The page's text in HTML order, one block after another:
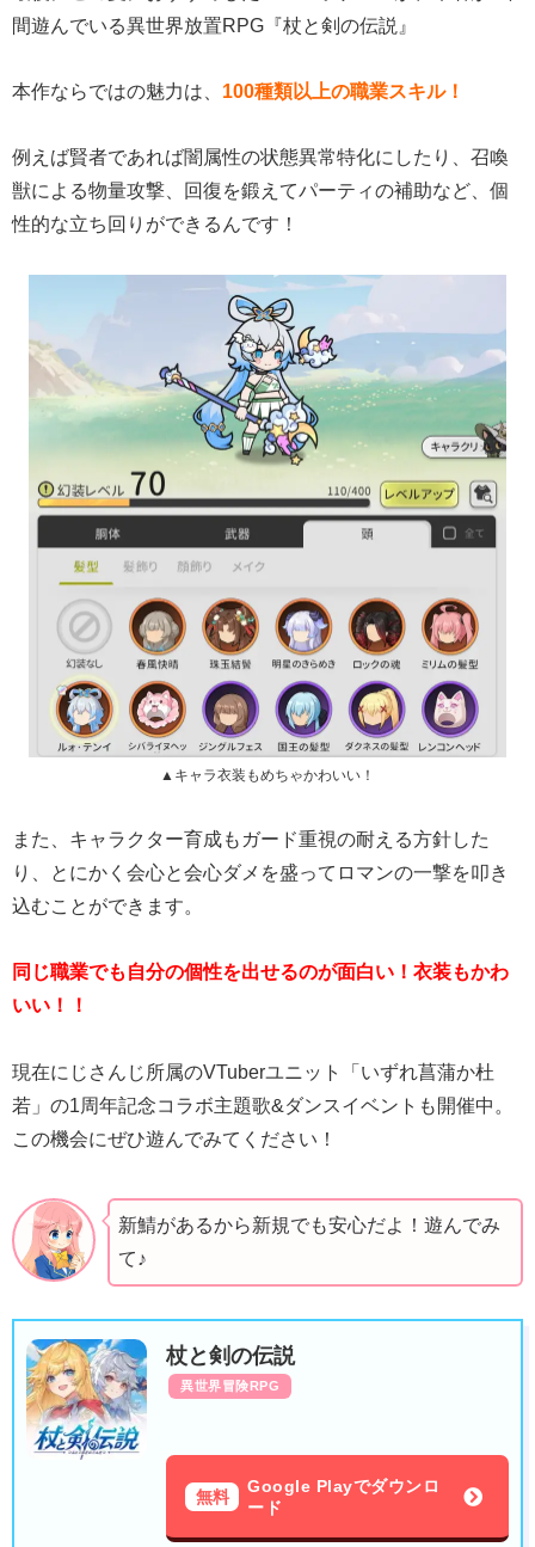
間遊んでいる異世界放置RPG『杖と剣の伝説』
本作ならではの魅力は、 100種類以上の職業スキル！
例えば賢者であれば闇属性の状態異常特化にしたり、召喚
獣による物量攻撃、回復を鍛えてパーティの補助など、個
性的な立ち回りができるんです！
▲キャラ衣装もめちゃかわいい！
また、キャラクター育成もガード重視の耐える方針した
り、とにかく会心と会心ダメを盛ってロマンの一撃を叩き
込むことができます。
同じ職業でも自分の個性を出せるのが面白い！衣装もかわ
いい！！
現在にじさんじ所属のVTuberユニット「いずれ菖蒲か杜
若」の1周年記念コラボ主題歌&ダンスイベントも開催中。
この機会にぜひ遊んでみてください！
新鯖があるから新規でも安心だよ！遊んでみ
て♪
杖と剣の伝説
異世界冒険RPG
無料
Google Playでダウンロ
ード